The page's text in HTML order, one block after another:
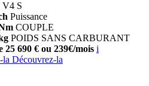
V4 S
Puissance
COUPLE
POIDS SANS CARBURANT
690 € ou 239€/mois i
la Découvrez-la